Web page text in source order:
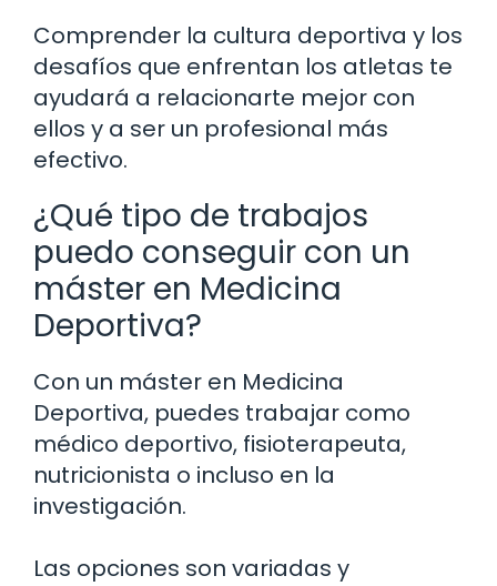
Comprender la cultura deportiva y los
desafíos que enfrentan los atletas te
ayudará a relacionarte mejor con
ellos y a ser un profesional más
efectivo.
¿Qué tipo de trabajos
puedo conseguir con un
máster en Medicina
Deportiva?
Con un máster en Medicina
Deportiva, puedes trabajar como
médico deportivo, fisioterapeuta,
nutricionista o incluso en la
investigación.
Las opciones son variadas y